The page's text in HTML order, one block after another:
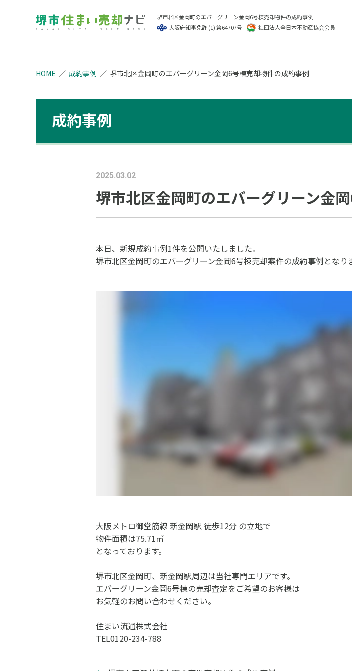
堺市北区金岡町のエバーグリーン金岡6号棟売却物件の成約事例
大阪府知事免許 (1) 第64707号
社団法人全日本不動産協会会員
HOME 成約事例 堺市北区金岡町のエバーグリーン金岡6号棟売却物件の成約事例
成約事例
2025.03.02
堺市北区金岡町のエバーグリーン金
本日、新規成約事例1件を公開いたしました。
堺市北区金岡町のエバーグリーン金岡6号棟売却案件の成約事例となり
大阪メトロ御堂筋線 新金岡駅 徒歩12分 の立地で
物件面積は75.71㎡
となっております。
堺市北区金岡町、新金岡駅周辺は当社専門エリアです。
エバーグリーン金岡6号棟の売却査定をご希望のお客様は
お気軽のお問い合わせください。
住まい流通株式会社
TEL0120-234-788